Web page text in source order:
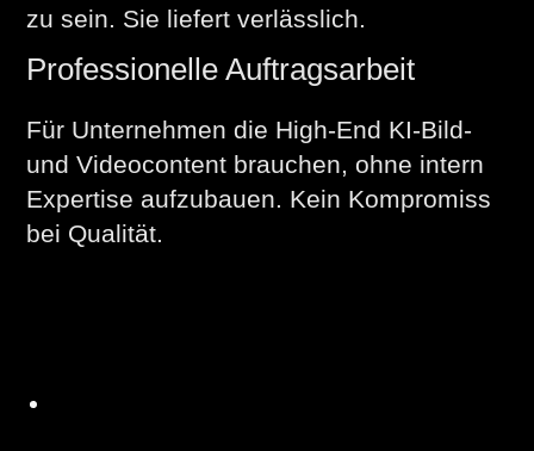
zu sein. Sie liefert verlässlich.
Professionelle Auftragsarbeit
Für Unternehmen die High-End KI-Bild-
und Videocontent brauchen, ohne intern
Expertise aufzubauen. Kein Kompromiss
bei Qualität.